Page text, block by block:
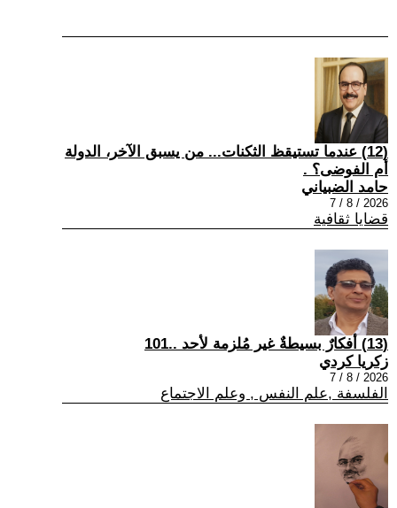
(12) عندما تستيقظ الثكنات... من يسبق الآخر، الدولة
أم الفوضى؟ .
حامد الضبياني
2026 / 8 / 7
قضايا ثقافية
(13) أفكارٌ بسيطةٌ غير مُلزمة لأحد ..101
زكريا كردي
2026 / 8 / 7
الفلسفة ,علم النفس , وعلم الاجتماع